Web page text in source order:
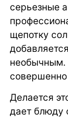
серьезные
щепотку
необычным.
Делается
дает блюду